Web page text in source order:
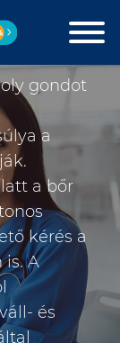
gondot
a
a bőr
kérés a
A
és